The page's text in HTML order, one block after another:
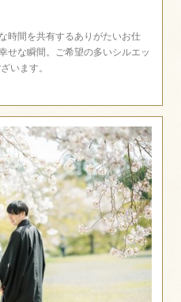
時間を共有するありがたいお仕
せな瞬間。ご希望の多いシルエッ
います。